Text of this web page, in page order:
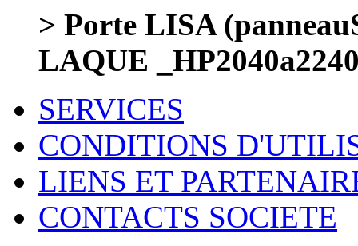
> Porte LISA
LAQUE
SERVICES
CONDITIONS
LIENS ET
CONTACTS SOCIETE